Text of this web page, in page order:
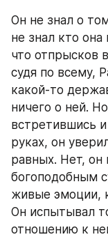
Он не знал о
не знал кто
что отпрысков
судя по всему,
какой-то
ничего о ней.
встретившись
руках, он
равных. Нет,
богоподобным
живые эмоции,
Он испытывал
отношению к